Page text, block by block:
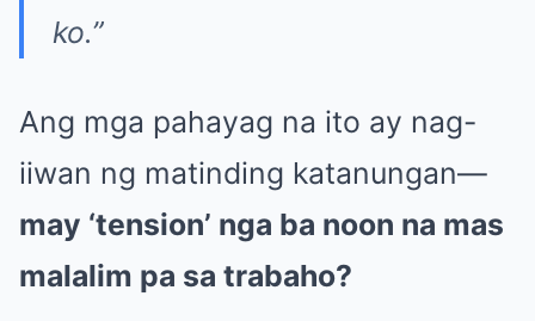
ko.”
Ang mga pahayag na ito ay nag-
iiwan ng matinding katanungan—
may ‘tension’ nga ba noon na mas
malalim pa sa trabaho?